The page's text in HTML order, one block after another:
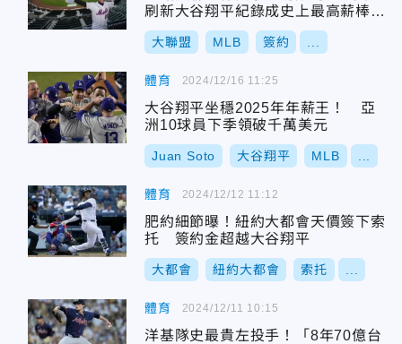
刷新大谷翔平紀錄成史上最高薪棒球
員
大聯盟 MLB 簽約
體育
大谷翔平坐穩2025年年薪王！ 亞
洲10球員下季領破千萬美元
Juan Soto 大谷翔平 MLB
2024/12/16 11:25
體育
肥約細節曝！紐約大都會天價簽下索
托 簽約金超越大谷翔平
大都會 紐約大都會 索托
2024/12/12 11:12
體育
洋基隊史最貴左投手！「8年70億台
2024/12/11 10:15